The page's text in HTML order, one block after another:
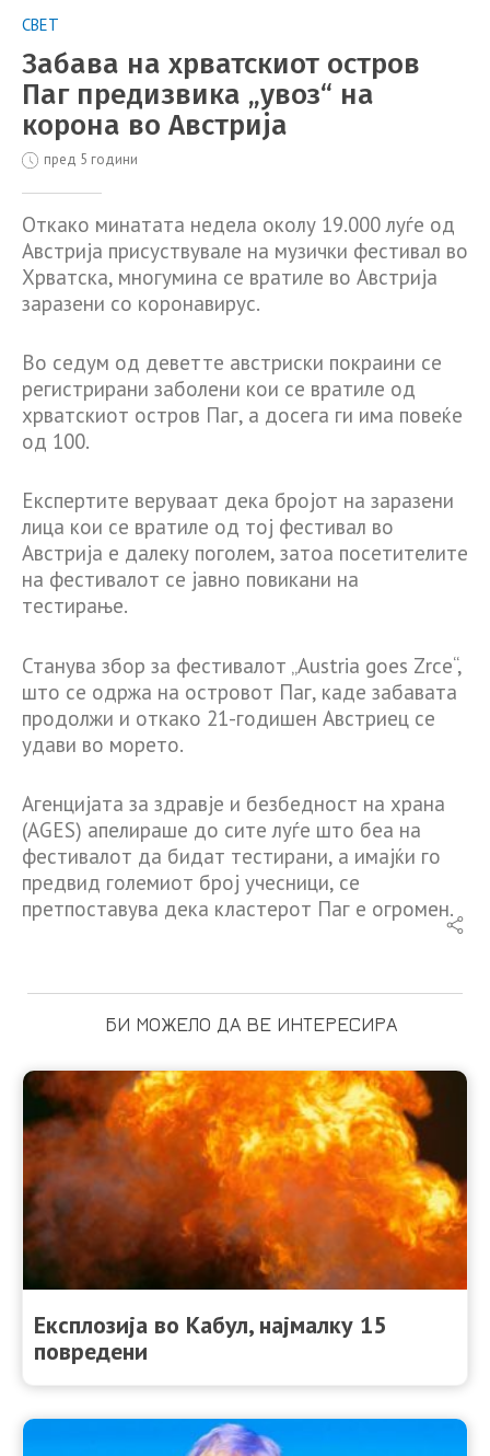
СВЕТ
Забава на хрватскиот остров
Паг предизвика „увоз“ на
корона во Австрија
пред 5 години
Откако минатата недела околу 19.000 луѓе од
Австрија присуствувале на музички фестивал во
Хрватска, многумина се вратиле во Австрија
заразени со коронавирус.
Во седум од деветте австриски покраини се
регистрирани заболени кои се вратиле од
хрватскиот остров Паг, а досега ги има повеќе
од 100.
Експертите веруваат дека бројот на заразени
лица кои се вратиле од тој фестивал во
Австрија е далеку поголем, затоа посетителите
на фестивалот се јавно повикани на
тестирање.
Станува збор за фестивалот „Austria goes Zrce“,
што се одржа на островот Паг, каде забавата
продолжи и откако 21-годишен Австриец се
удави во морето.
Агенцијата за здравје и безбедност на храна
(AGES) апелираше до сите луѓе што беа на
фестивалот да бидат тестирани, а имајќи го
предвид големиот број учесници, се
претпоставува дека кластерот Паг е огромен.
БИ МОЖЕЛО ДА ВЕ ИНТЕРЕСИРА
Експлозија во Кабул, најмалку 15
повредени